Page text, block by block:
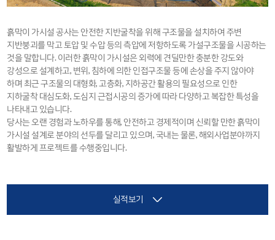
흙막이 가시설 공사는 안전한 지반굴착을 위해 구조물을 설치하여 주변
지반붕괴를 막고 토압 및 수압 등의 측압에 저항하도록 가설구조물을 시공하는
것을 말합니다. 이러한 흙막이 가시설은 외력에 견딜만한 충분한 강도와
강성으로 설계하고, 변위, 침하에 의한 인접구조물 등에 손상을 주지 않아야
하며 최근 구조물의 대형화, 고층화, 지하공간 활용의 필요성으로 인한
지하굴착 대심도화, 도심지 근접시공의 증가에 따라 다양하고 복잡한 특성을
나타내고 있습니다.
당사는 오랜 경험과 노하우를 통해, 안전하고 경제적이며 신뢰할 만한 흙막이
가시설 설계로 분야의 선두를 달리고 있으며, 국내는 물론, 해외사업분야까지
활발하게 프로젝트를 수행중입니다.
실적보기